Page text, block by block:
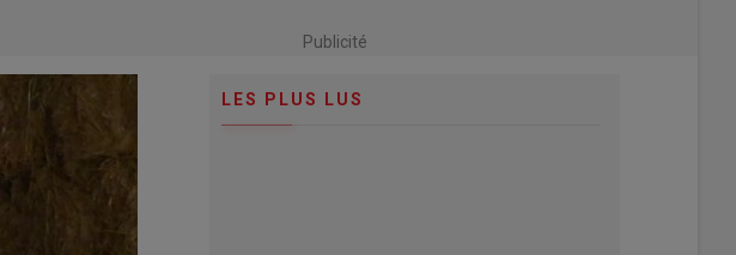
Publicité
LES PLUS LUS